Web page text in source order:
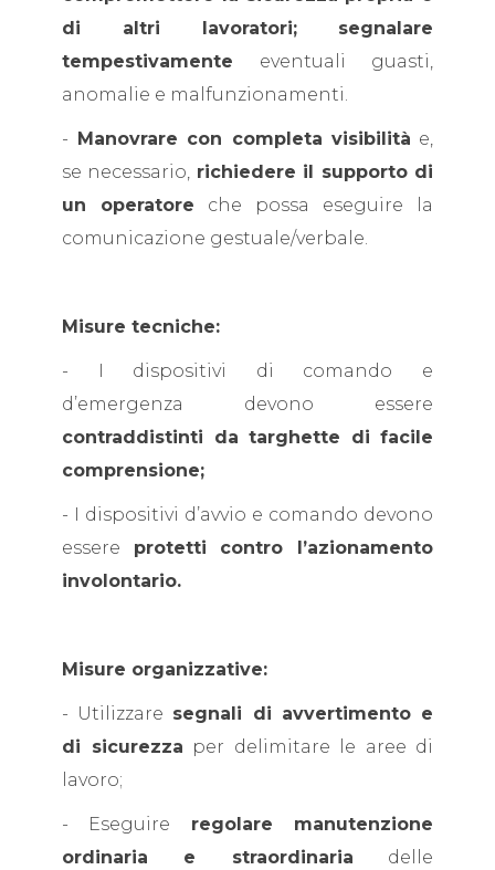
di altri lavoratori;
segnalare
tempestivamente eventuali guasti,
anomalie e malfunzionamenti.
- Manovrare con completa visibilità e,
se necessario, richiedere il supporto di
un operatore che possa eseguire la
comunicazione gestuale/verbale.
Misure tecniche:
- I dispositivi di comando e
d’emergenza devono essere
contraddistinti da targhette di facile
comprensione;
- I dispositivi d’avvio e comando devono
essere protetti contro l’azionamento
involontario.
Misure organizzative:
- Utilizzare segnali di avvertimento e
di sicurezza per delimitare le aree di
lavoro;
- Eseguire regolare manutenzione
ordinaria e straordinaria delle